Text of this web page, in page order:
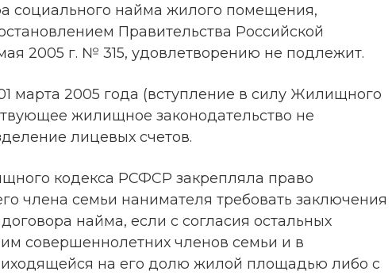
социального найма жилого помещения,
Правительства Российской
2005 г. № 315, удовлетворению не подлежит.
марта 2005 года (вступление в силу Жилищного
жилищное законодательство не
лицевых счетов.
кодекса РСФСР закрепляла право
члена семьи нанимателя требовать заключения
найма, если с согласия остальных
совершеннолетних членов семьи и в
на его долю жилой площадью либо с